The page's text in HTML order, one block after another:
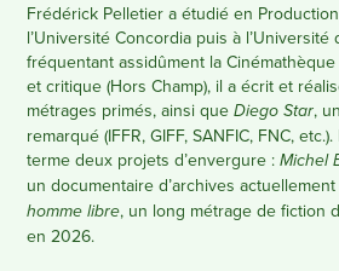
Frédérick Pelletier a étudié en
l’Université Concordia puis à
fréquentant assidûment la
et critique (Hors Champ), il a écrit et
métrages primés, ainsi queDiego Star,
remarqué (IFFR, GIFF, SANFIC, FNC,
terme deux projets d’envergure :Michel
un documentaire d’archives
homme libre, un long métrage de fiction
en 2026.